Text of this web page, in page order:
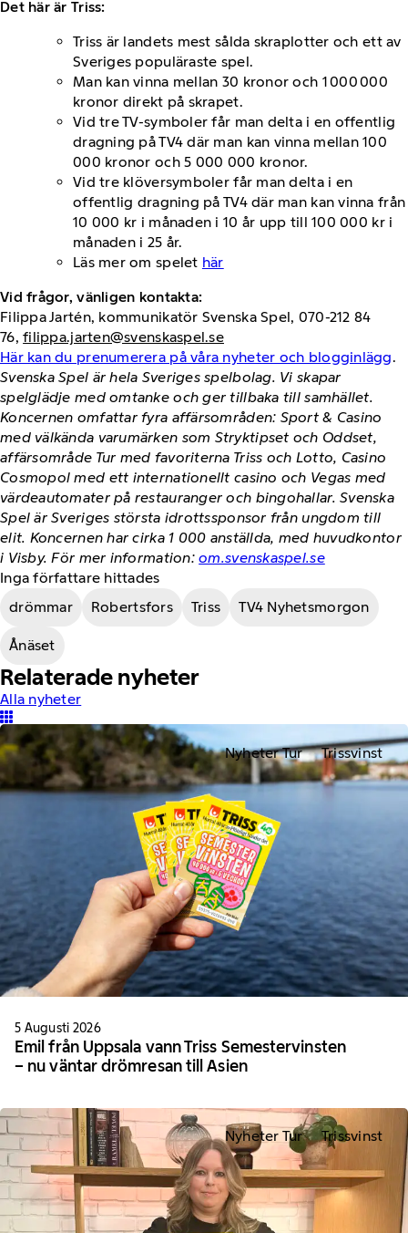
Det här är Triss:
Triss är landets mest sålda skraplotter och ett av
Sveriges populäraste spel.
Man kan vinna mellan 30 kronor och 1 000 000
kronor direkt på skrapet.
Vid tre TV-symboler får man delta i en offentlig
dragning på TV4 där man kan vinna mellan 100
000 kronor och 5 000 000 kronor.
Vid tre klöversymboler får man delta i en
offentlig dragning på TV4 där man kan vinna från
10 000 kr i månaden i 10 år upp till 100 000 kr i
månaden i 25 år.
Läs mer om spelet här
Vid frågor, vänligen kontakta:
Filippa Jartén, kommunikatör Svenska Spel, 070-212 84
76,filippa.jarten@svenskaspel.se
Här kan du prenumerera på våra nyheter och blogginlägg.
Svenska Spel är hela Sveriges spelbolag. Vi skapar
spelglädje med omtanke och ger tillbaka till samhället.
Koncernen omfattar fyra affärsområden: Sport & Casino
med välkända varumärken som Stryktipset och Oddset,
affärsområde Tur med favoriterna Triss och Lotto, Casino
Cosmopol med ett internationellt casino och Vegas med
värdeautomater på restauranger och bingohallar. Svenska
Spel är Sveriges största idrottssponsor från ungdom till
elit. Koncernen har cirka 1 000 anställda, med huvudkontor
i Visby. För mer information:om.svenskaspel.se
Inga författare hittades
drömmar
Robertsfors Triss TV4 Nyhetsmorgon
Ånäset
Relaterade nyheter
Alla nyheter
Nyheter Tur Trissvinst
5 Augusti 2026
Emil från Uppsala vann Triss Semestervinsten
– nu väntar drömresan till Asien
Nyheter Tur Trissvinst